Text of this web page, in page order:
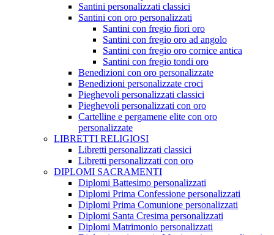
Santini personalizzati classici
Santini con oro personalizzati
Santini con fregio fiori oro
Santini con fregio oro ad angolo
Santini con fregio oro cornice antica
Santini con fregio tondi oro
Benedizioni con oro personalizzate
Benedizioni personalizzate croci
Pieghevoli personalizzati classici
Pieghevoli personalizzati con oro
Cartelline e pergamene elite con oro
personalizzate
LIBRETTI RELIGIOSI
Libretti personalizzati classici
Libretti personalizzati con oro
DIPLOMI SACRAMENTI
Diplomi Battesimo personalizzati
Diplomi Prima Confessione personalizzati
Diplomi Prima Comunione personalizzati
Diplomi Santa Cresima personalizzati
Diplomi Matrimonio personalizzati